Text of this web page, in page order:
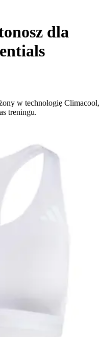
dla
w technologię Climacool,
treningu.